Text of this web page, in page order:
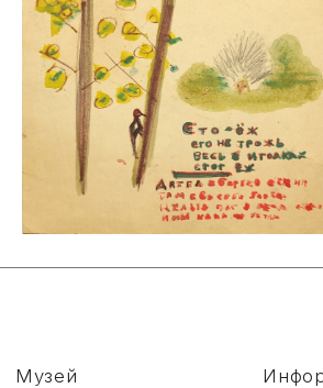
Сложности с получением
«Пушкинской карты» или
приобретением билетов?
Знаете, как улучшить
работу учреждений
культуры?
Напишите — решим!